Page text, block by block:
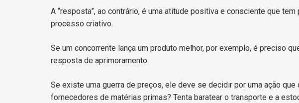
A “resposta”, ao contrário, é uma atitude positiva e consciente que
processo criativo.
Se um concorrente lança um produto melhor, por exemplo, é preciso
resposta de aprimoramento.
Se existe uma guerra de preços, ele deve se decidir por uma ação
fornecedores de matérias primas? Tenta baratear o transporte e a